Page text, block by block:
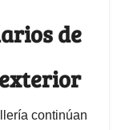
de
continúan